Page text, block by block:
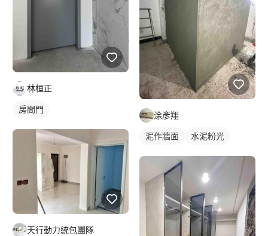
林桓正
房間門
天行動力統包團隊
涂彥翔
泥作牆面 水泥粉光